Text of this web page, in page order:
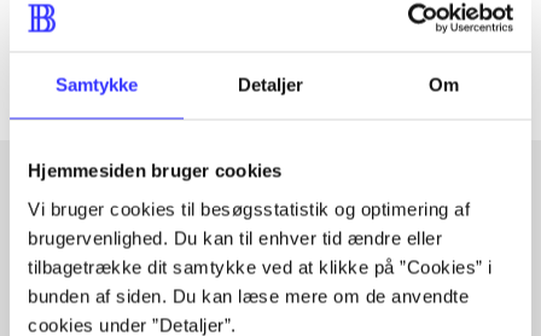
Samtykke Detaljer Om
Hjemmesiden bruger cookies
Vi bruger cookies til besøgsstatistik og optimering af
brugervenlighed. Du kan til enhver tid ændre eller
tilbagetrække dit samtykke ved at klikke på ”Cookies” i
bunden af siden. Du kan læse mere om de anvendte
cookies under ”Detaljer”.
Artiklerne i
Artikler med samme emner
Fra